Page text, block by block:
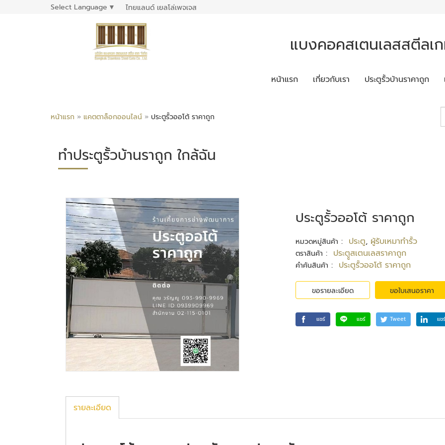
Select Language ▼ ไทยแลนด์ เยลโล่เพจเจส
แบงคอคสเตนเลสสตีลเ
หน้าแรก เกี่ยวกับเรา ประตูรั้วบ้านราคาถูก
หน้าแรก » แคตตาล็อกออนไลน์ » ประตูรั้วออโต้ ราคาถูก
ทำประตูรั้วบ้านราถูก ใกล้ฉัน
ประตูรั้วออโต้ ราคาถูก
หมวดหมู่สินค้า : ประตู, ผู้รับเหมาทำรั้ว
ตราสินค้า : ประตููสเตนเลสราคาถูก
คำค้นสินค้า : ประตูรั้วออโต้ ราคาถูก
ขอรายละเอียด ขอใบเสนอราคา
แชร์ แชร์ Tweet แช
รายละเอียด